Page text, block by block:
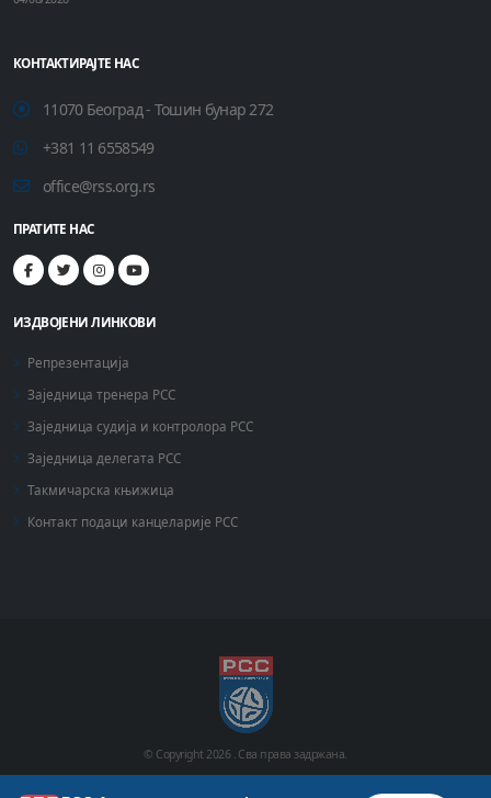
КОНТАКТИРАЈТЕ НАС
11070 Београд - Тошин бунар 272
+381 11 6558549
office@rss.org.rs
ПРАТИТЕ НАС
ИЗДВОЈЕНИ ЛИНКОВИ
Репрезентација
Заједница тренера РСС
Заједница судија и контролора РСС
Заједница делегата РСС
Такмичарска књижица
Контакт подаци канцеларије РСС
© Copyright2026 . Сва права задржана.